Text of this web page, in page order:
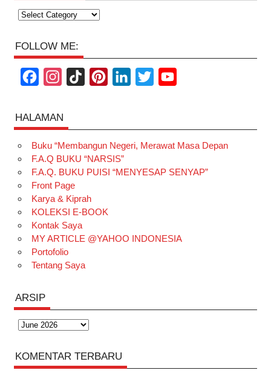
Categories
FOLLOW ME:
c
e
b
o
o
k
s
t
a
g
r
a
m
T
o
k
t
e
r
k
e
d
t
t
e
T
u
b
HALAMAN
Buku “Membangun Negeri, Merawat Masa Depan
F.A.Q BUKU “NARSIS”
F.A.Q. BUKU PUISI “MENYESAP SENYAP”
Front Page
Karya & Kiprah
KOLEKSI E-BOOK
Kontak Saya
MY ARTICLE @YAHOO INDONESIA
Portofolio
Tentang Saya
ARSIP
Arsip
KOMENTAR TERBARU